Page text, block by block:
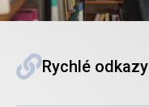
Rychlé odkazy